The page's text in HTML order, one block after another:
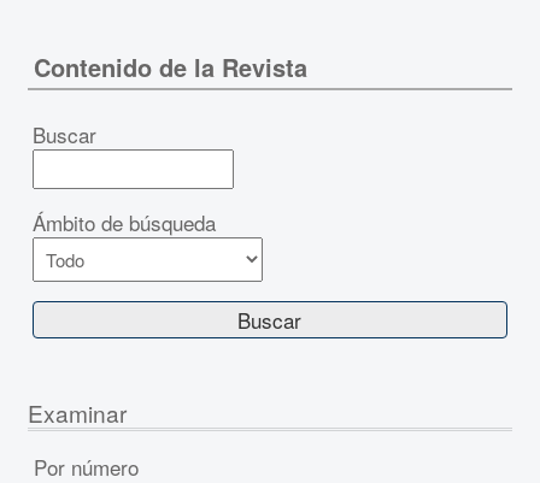
Contenido de la Revista
Buscar
Ámbito de búsqueda
Examinar
Por número